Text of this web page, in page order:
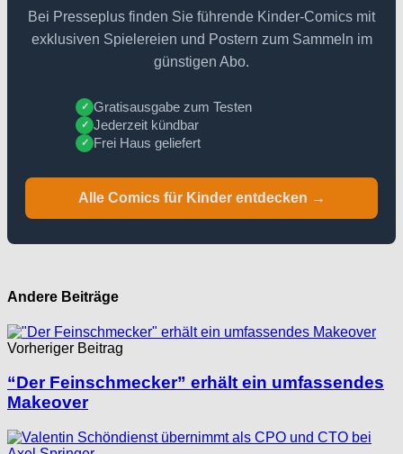
Bei Presseplus finden Sie führende Kinder-Comics mit
exklusiven Spielereien und Postern zum Sammeln im
günstigen Abo.
✓ Gratisausgabe zum Testen
✓ Jederzeit kündbar
✓ Frei Haus geliefert
Alle Comics für Kinder entdecken →
Andere Beiträge
Vorheriger Beitrag
“Der Feinschmecker” erhält ein umfassendes
Makeover